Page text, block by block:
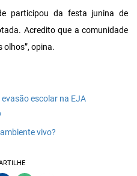
participou da festa junina de
Acredito que a comunidade
opina.
escolar na EJA
vivo?